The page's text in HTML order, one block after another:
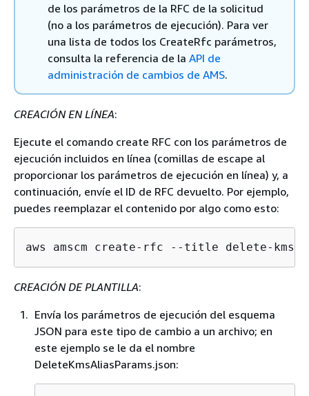
de los parámetros de la RFC de la solicitud
(no a los parámetros de ejecución). Para ver
una lista de todos los CreateRfc parámetros,
consulta la referencia de la API de
administración de cambios de AMS.
CREACIÓN EN LÍNEA:
Ejecute el comando create RFC con los parámetros de
ejecución incluidos en línea (comillas de escape al
proporcionar los parámetros de ejecución en línea) y, a
continuación, envíe el ID de RFC devuelto. Por ejemplo,
puedes reemplazar el contenido por algo como esto:
aws amscm create-rfc --title delete-kms-
CREACIÓN DE PLANTILLA:
Envía los parámetros de ejecución del esquema
JSON para este tipo de cambio a un archivo; en
este ejemplo se le da el nombre
DeleteKmsAliasParams.json: